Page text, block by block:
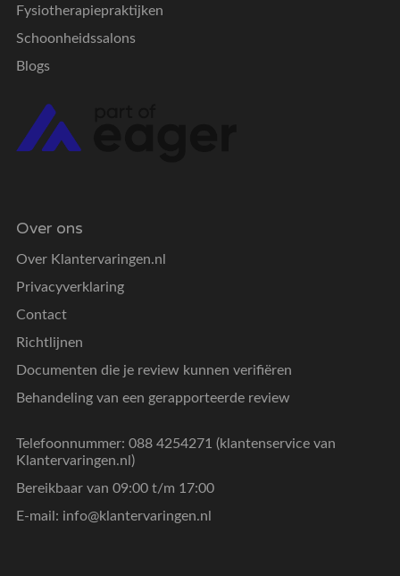
Fysiotherapiepraktijken
Schoonheidssalons
Blogs
Over ons
Over Klantervaringen.nl
Privacyverklaring
Contact
Richtlijnen
Documenten die je review kunnen verifiëren
Behandeling van een gerapporteerde review
Telefoonnummer: 088 4254271 (klantenservice van
Klantervaringen.nl)
Bereikbaar van 09:00 t/m 17:00
E-mail: info@klantervaringen.nl